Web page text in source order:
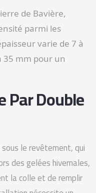
de Bavière,
parmi les
varie de 7 à
35 mm pour un
Par Double
le revêtement, qui
des gelées hivernales,
la colle et de remplir